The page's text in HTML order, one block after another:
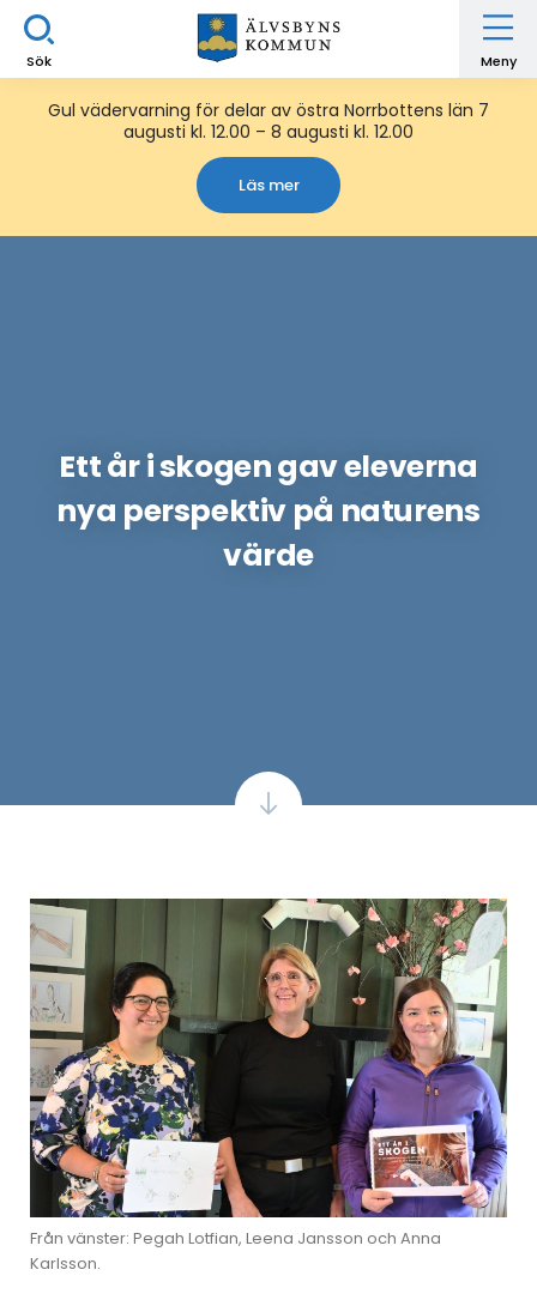
Sök Meny
Gul vädervarning för delar av östra Norrbottens län 7
augusti kl. 12.00 – 8 augusti kl. 12.00
Läs mer
Ett år i skogen gav eleverna
nya perspektiv på naturens
värde
Från vänster: Pegah Lotfian, Leena Jansson och Anna
Karlsson.